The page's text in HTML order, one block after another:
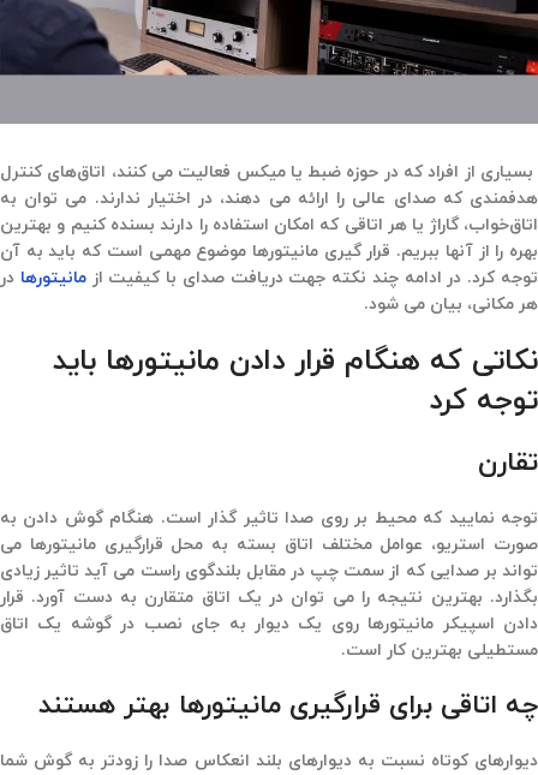
بسیاری از افراد که در حوزه ضبط یا میکس فعالیت می کنند، اتاق‌های کنترل
هدفمندی که صدای عالی را ارائه می دهند، در اختیار ندارند. می توان به
اتاق‌خواب، گاراژ یا هر اتاقی که امکان استفاده را دارند بسنده کنیم و بهترین
بهره را از آنها ببریم. قرار گیری مانیتورها موضوع مهمی است که باید به آن
توجه کرد. در ادامه چند نکته جهت دریافت صدای با کیفیت از مانیتورها در
هر مکانی، بیان می شود.
نکاتی که هنگام قرار دادن مانیتورها باید
توجه کرد
تقارن
توجه نمایید که محیط بر روی صدا تاثیر گذار است. هنگام گوش دادن به
صورت استریو، عوامل مختلف اتاق بسته به محل قرارگیری مانیتورها می
تواند بر صدایی که از سمت چپ در مقابل بلندگوی راست می آید تاثیر زیادی
بگذارد. بهترین نتیجه را می توان در یک اتاق متقارن به دست آورد. قرار
دادن اسپیکر مانیتورها روی یک دیوار به جای نصب در گوشه یک اتاق
مستطیلی بهترین کار است.
چه اتاقی برای قرارگیری مانیتورها بهتر هستند
دیوارهای کوتاه نسبت به دیوارهای بلند انعکاس صدا را زودتر به گوش شما